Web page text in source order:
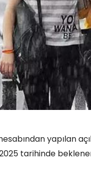
yapılan
tarihinde